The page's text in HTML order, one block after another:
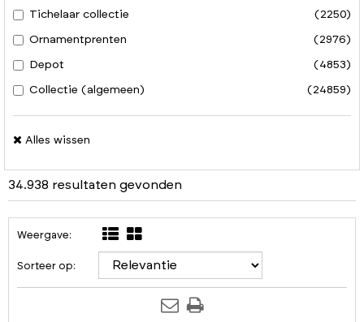
Tichelaar collectie
(2250)
Ornamentprenten (2976)
Depot (4853)
Collectie (algemeen) (24859)
Alles wissen
34.938 resultaten gevonden
Weergave:
Sorteer op: